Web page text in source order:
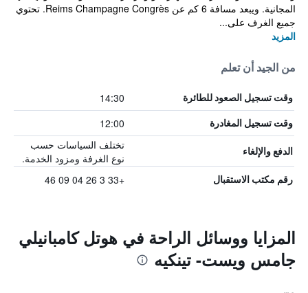
المجانية. ويبعد مسافة 6 كم عن Reims Champagne Congrès. تحتوي
جميع الغرف على...
المزيد
من الجيد أن تعلم
وقت تسجيل الصعود للطائرة 14:30
وقت تسجيل المغادرة 12:00
الدفع والإلغاء
تختلف السياسات حسب
نوع الغرفة ومزود الخدمة.
رقم مكتب الاستقبال +33 3 26 04 09 46
المزايا ووسائل الراحة في هوتل كامبانيلي
جامس ويست- تينكيه